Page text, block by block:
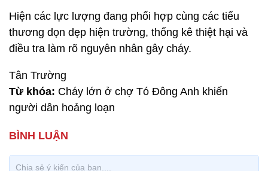
Hiện các lực lượng đang phối hợp cùng các tiểu
thương dọn dẹp hiện trường, thống kê thiệt hại và
điều tra làm rõ nguyên nhân gây cháy.
Tân Trường
Từ khóa: Cháy lớn ở chợ Tó Đông Anh khiến
người dân hoảng loạn